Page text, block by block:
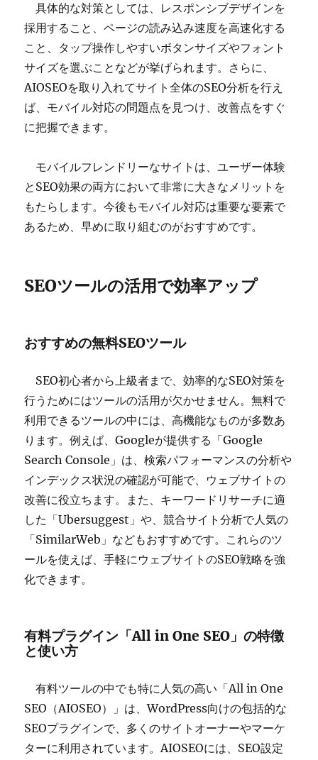
具体的な対策としては、レスポンシブデザインを
採用すること、ページの読み込み速度を高速化する
こと、タップ操作しやすいボタンサイズやフォント
サイズを選ぶことなどが挙げられます。さらに、
AIOSEOを取り入れてサイト全体のSEO分析を行え
ば、モバイル対応の問題点を見つけ、改善点をすぐ
に把握できます。
モバイルフレンドリーなサイトは、ユーザー体験
とSEO効果の両方において非常に大きなメリットを
もたらします。今後もモバイル対応は重要な要素で
あるため、早めに取り組むのがおすすめです。
SEOツールの活用で効率アップ
おすすめの無料SEOツール
SEO初心者から上級者まで、効率的なSEO対策を
行うためにはツールの活用が欠かせません。無料で
利用できるツールの中には、高機能なものが多数あ
ります。例えば、Googleが提供する「Google
Search Console」は、検索パフォーマンスの分析や
インデックス状況の確認が可能で、ウェブサイトの
改善に役立ちます。また、キーワードリサーチに適
した「Ubersuggest」や、競合サイト分析で人気の
「SimilarWeb」などもおすすめです。これらのツ
ールを使えば、手軽にウェブサイトのSEO戦略を強
化できます。
有料プラグイン「All in One SEO」の特徴
と使い方
有料ツールの中でも特に人気の高い「All in One
SEO（AIOSEO）」は、WordPress向けの包括的な
SEOプラグインで、多くのサイトオーナーやマーケ
ターに利用されています。AIOSEOには、SEO設定